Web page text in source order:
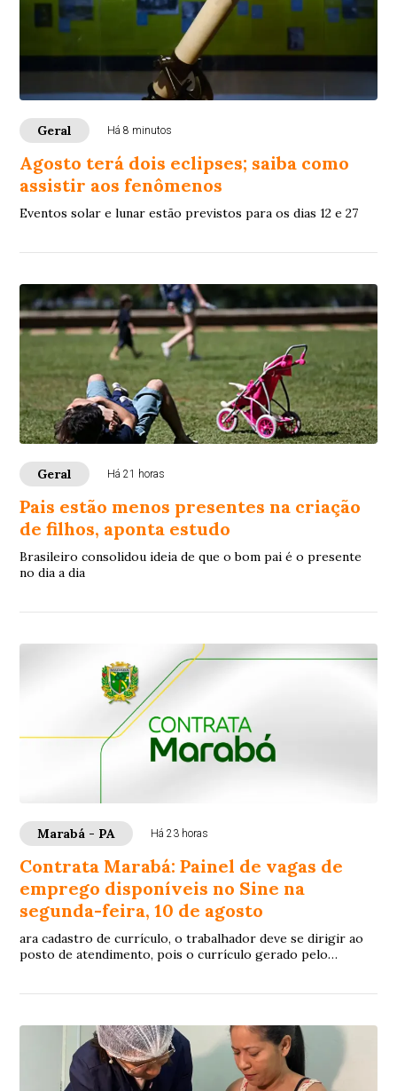
Geral Há 8 minutos
Agosto terá dois eclipses; saiba como
assistir aos fenômenos
Eventos solar e lunar estão previstos para os dias 12 e 27
Geral Há 21 horas
Pais estão menos presentes na criação
de filhos, aponta estudo
Brasileiro consolidou ideia de que o bom pai é o presente
no dia a dia
Marabá - PA Há 23 horas
Contrata Marabá: Painel de vagas de
emprego disponíveis no Sine na
segunda-feira, 10 de agosto
ara cadastro de currículo, o trabalhador deve se dirigir ao
posto de atendimento, pois o currículo gerado pelo